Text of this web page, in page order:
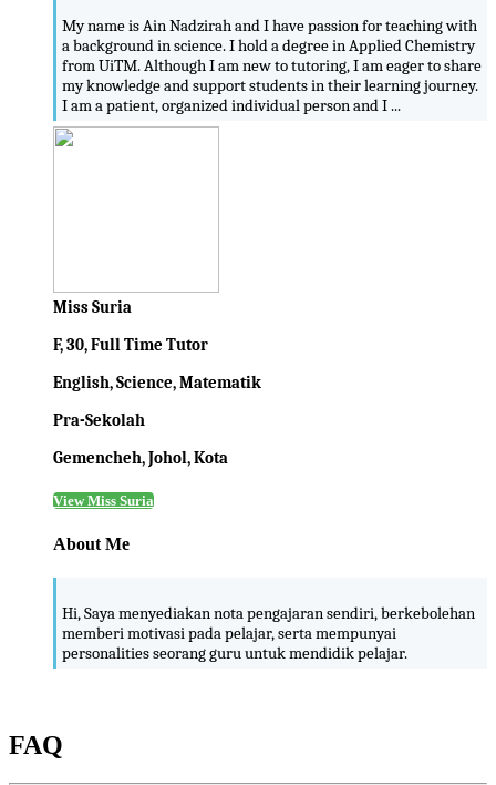
My name is Ain Nadzirah and I have passion for teaching with
a background in science. I hold a degree in Applied Chemistry
from UiTM. Although I am new to tutoring, I am eager to share
my knowledge and support students in their learning journey.
I am a patient, organized individual person and I ...
Miss Suria
F, 30, Full Time Tutor
English, Science, Matematik
Pra-Sekolah
Gemencheh, Johol, Kota
View Miss Suria
About Me
Hi, Saya menyediakan nota pengajaran sendiri, berkebolehan
memberi motivasi pada pelajar, serta mempunyai
personalities seorang guru untuk mendidik pelajar.
FAQ